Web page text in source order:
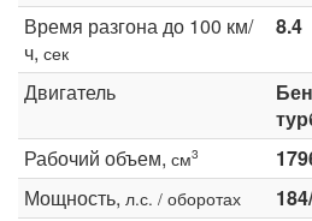
Время разгона до 100 км/
ч, сек
8.4
Двигатель
Рабочий объем, см3
Мощность, л.с. / оборотах